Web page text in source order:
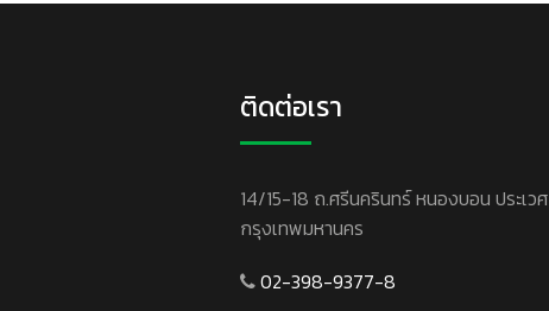
ติดต่อเรา
14/15-18 ถ.ศรีนครินทร์ หนองบอน ประเวศ
กรุงเทพมหานคร
02-398-9377-8